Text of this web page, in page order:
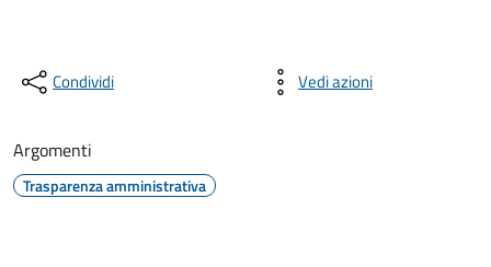
Condividi Vedi azioni
Argomenti
Trasparenza amministrativa